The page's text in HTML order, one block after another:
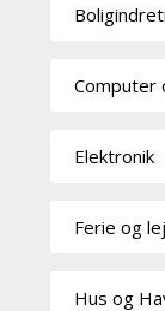
Computer
Elektronik
Ferie og
Hus og